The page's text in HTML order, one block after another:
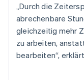
„Durch die
abrechenbare
gleichzeitig mehr
zu arbeiten,
bearbeiten“,